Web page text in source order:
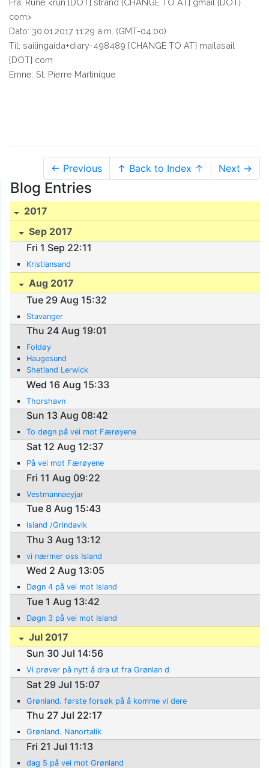
com>
Dato: 30.01.2017 11:29 a.m. (GMT-04:00)
Til: sailingaida+diary-498489 {CHANGE TO AT} mailasail
{DOT} com
Emne: St. Pierre Martinique
← Previous ↑ Back to Index ↑ Next →
Blog Entries
2017
Sep 2017
Fri 1 Sep 22:11
Kristiansand
Aug 2017
Tue 29 Aug 15:32
Stavanger
Thu 24 Aug 19:01
Foldøy
Haugesund
Shetland Lerwick
Wed 16 Aug 15:33
Thorshavn
Sun 13 Aug 08:42
To døgn på vei mot Færøyene
Sat 12 Aug 12:37
På vei mot Færøyene
Fri 11 Aug 09:22
Vestmannaeyjar
Tue 8 Aug 15:43
Island /Grindavik
Thu 3 Aug 13:12
vi nærmer oss Island
Wed 2 Aug 13:05
Døgn 4 på vei mot Island
Tue 1 Aug 13:42
Døgn 3 på vei mot Island
Jul 2017
Sun 30 Jul 14:56
Vi prøver på nytt å dra ut fra Grønlan d
Sat 29 Jul 15:07
Grønland. første forsøk på å komme vi dere
Thu 27 Jul 22:17
Grønland. Nanortalik
Fri 21 Jul 11:13
dag 5 på vei mot Grønland